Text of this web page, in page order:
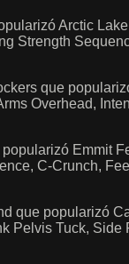
Arctic Lake
Strength
que
Overhead,
Emmit
C-Crunch,
que popularizó
Pelvis Tuck,